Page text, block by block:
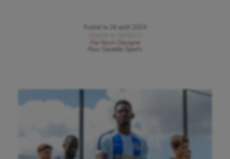
Publié le
26 août 2024
Par
Kevin Devigne
Gazette Sports